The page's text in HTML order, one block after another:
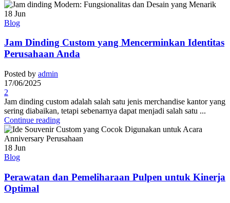
18 Jun
Blog
Jam Dinding Custom yang Mencerminkan Identitas
Perusahaan Anda
Posted by admin
17/06/2025
2
Jam dinding custom adalah salah satu jenis merchandise kantor yang
sering diabaikan, tetapi sebenarnya dapat menjadi salah satu ...
Continue reading
18 Jun
Blog
Perawatan dan Pemeliharaan Pulpen untuk Kinerja
Optimal